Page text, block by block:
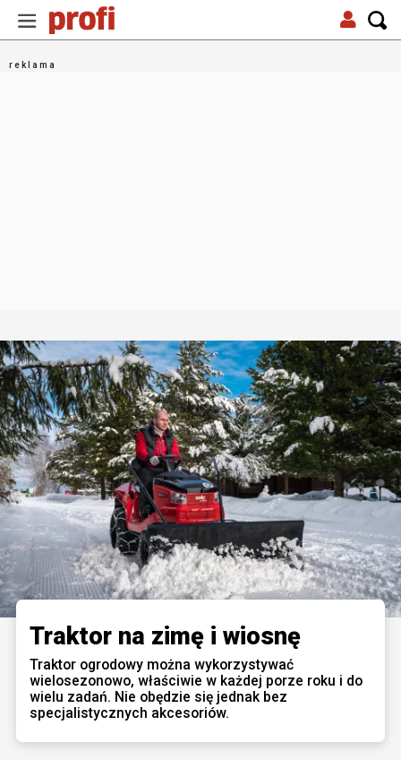
Traktor na zimę i wiosnę
Traktor ogrodowy można wykorzystywać
wielosezonowo, właściwie w każdej porze roku i do
wielu zadań. Nie obędzie się jednak bez
specjalistycznych akcesoriów.